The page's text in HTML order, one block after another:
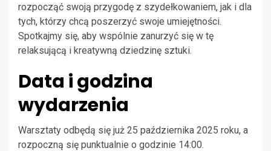
rozpocząć swoją przygodę z szydełkowaniem, jak i dla
tych, którzy chcą poszerzyć swoje umiejętności.
Spotkajmy się, aby wspólnie zanurzyć się w tę
relaksującą i kreatywną dziedzinę sztuki.
Data i godzina
wydarzenia
Warsztaty odbędą się już 25 października 2025 roku, a
rozpoczną się punktualnie o godzinie 14:00.